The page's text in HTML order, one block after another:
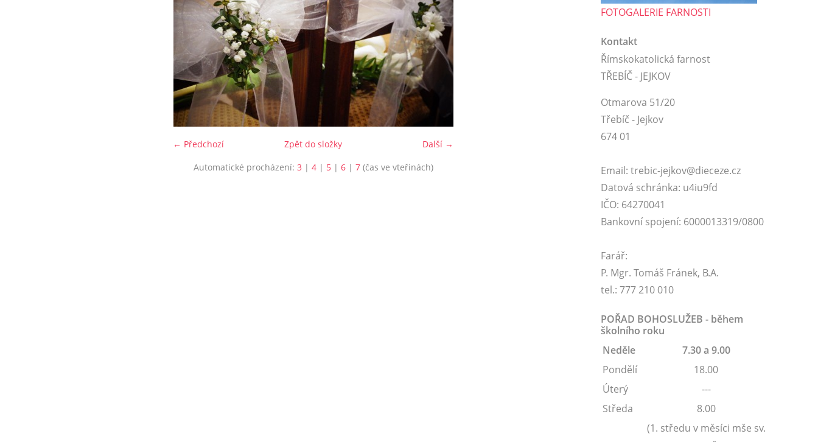
← Předchozí Další →
Zpět do složky
Automatické procházení: 3 | 4| 5| 6| 7(čas ve vteřinách)
FOTOGALERIE FARNOSTI
Kontakt
Římskokatolická farnost
TŘEBÍČ - JEJKOV
Otmarova 51/20
Třebíč - Jejkov
674 01
Email: trebic-jejkov@dieceze.cz
Datová schránka: u4iu9fd
IČO: 64270041
Bankovní spojení: 6000013319/0800
Farář:
P. Mgr. Tomáš Fránek, B.A.
tel.: 777 210 010
POŘAD BOHOSLUŽEB - během
školního roku
Neděle
7.30 a 9.00
Pondělí
18.00
Úterý
---
Středa
8.00
(1. středu v měsíci mše sv.